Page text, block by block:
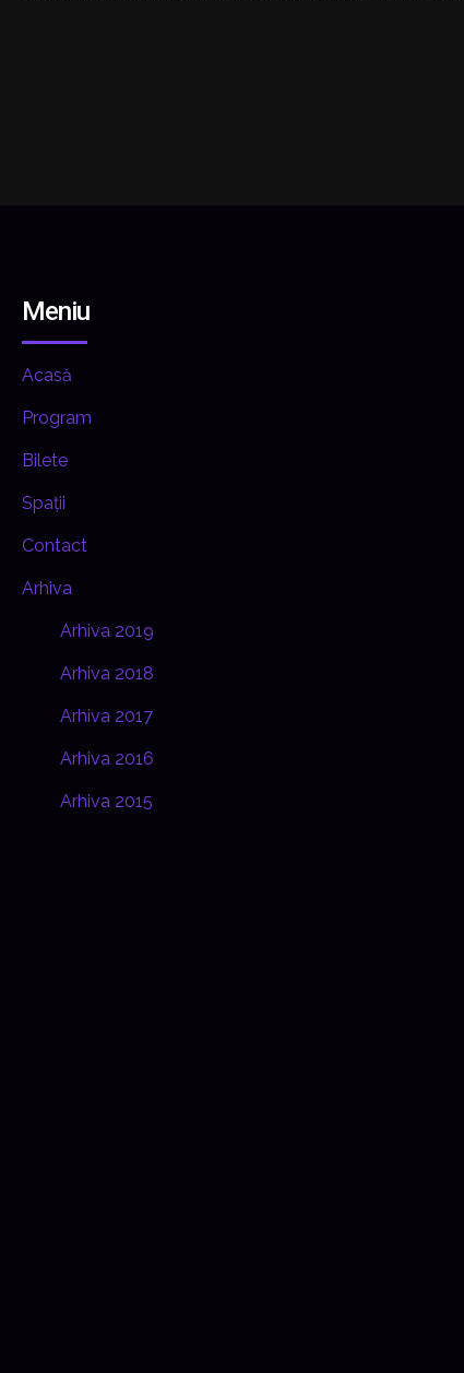
Meniu
Acasă
Program
Bilete
Spații
Contact
Arhiva
Arhiva 2019
Arhiva 2018
Arhiva 2017
Arhiva 2016
Arhiva 2015